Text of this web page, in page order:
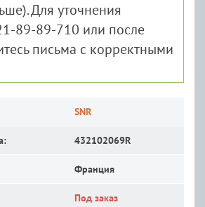
Для уточнения
89-89-710 или после
письма с корректными
SNR
432102069R
Франция
Под заказ